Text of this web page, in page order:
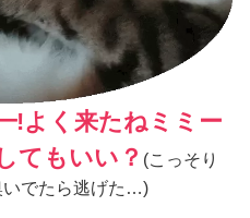
よく来たねミミー
てもいい？ (こっそり
いでたら逃げた…)